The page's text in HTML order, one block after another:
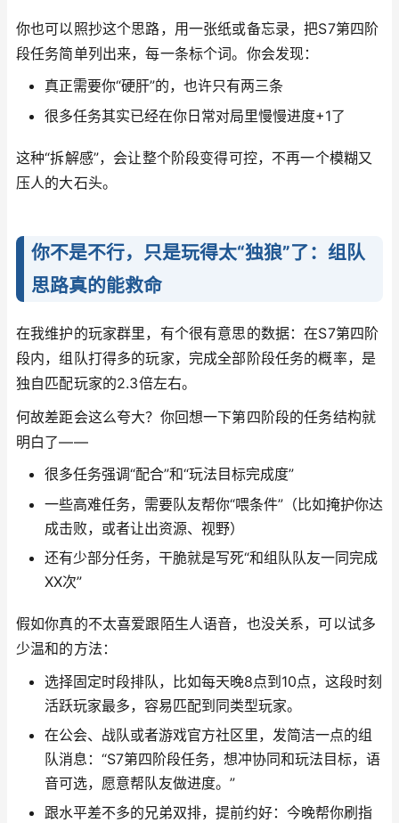
你也可以照抄这个思路，用一张纸或备忘录，把S7第四阶
段任务简单列出来，每一条标个词。你会发现：
真正需要你“硬肝”的，也许只有两三条
很多任务其实已经在你日常对局里慢慢进度+1了
这种“拆解感”，会让整个阶段变得可控，不再一个模糊又
压人的大石头。
你不是不行，只是玩得太“独狼”了：组队
思路真的能救命
在我维护的玩家群里，有个很有意思的数据：在S7第四阶
段内，组队打得多的玩家，完成全部阶段任务的概率，是
独自匹配玩家的2.3倍左右。
何故差距会这么夸大？你回想一下第四阶段的任务结构就
明白了——
很多任务强调“配合”和“玩法目标完成度”
一些高难任务，需要队友帮你“喂条件”（比如掩护你达
成击败，或者让出资源、视野）
还有少部分任务，干脆就是写死“和组队队友一同完成
XX次”
假如你真的不太喜爱跟陌生人语音，也没关系，可以试多
少温和的方法：
选择固定时段排队，比如每天晚8点到10点，这段时刻
活跃玩家最多，容易匹配到同类型玩家。
在公会、战队或者游戏官方社区里，发简洁一点的组
队消息：“S7第四阶段任务，想冲协同和玩法目标，语
音可选，愿意帮队友做进度。”
跟水平差不多的兄弟双排，提前约好：今晚帮你刷指